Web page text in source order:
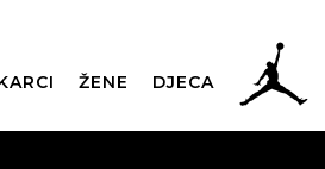
ŽENE DJECA